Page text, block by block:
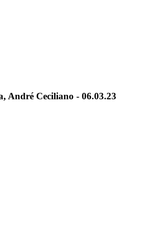
André Ceciliano - 06.03.23